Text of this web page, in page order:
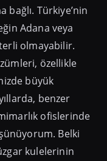
bağlı. Türkiye’nin
Adana veya
olmayabilir.
özellikle
büyük
benzer
ofislerinde
Belki
kulelerinin